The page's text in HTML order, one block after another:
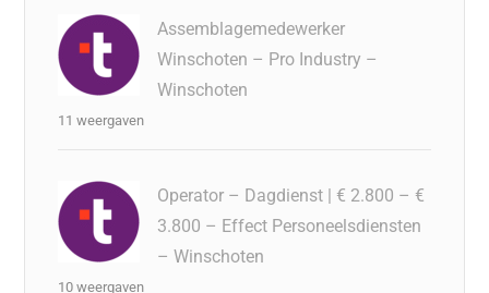
Assemblagemedewerker
Winschoten – Pro Industry –
Winschoten
11 weergaven
Operator – Dagdienst | € 2.800 – €
3.800 – Effect Personeelsdiensten
– Winschoten
10 weergaven